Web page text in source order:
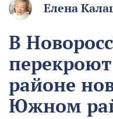
Елена
В
районе
Южном